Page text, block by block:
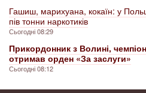
Гашиш, марихуана, кокаїн: у
пів тонни наркотиків
Сьогодні 08:29
Прикордонник з Волині,
отримав орден «За заслуги»
Сьогодні 08:12